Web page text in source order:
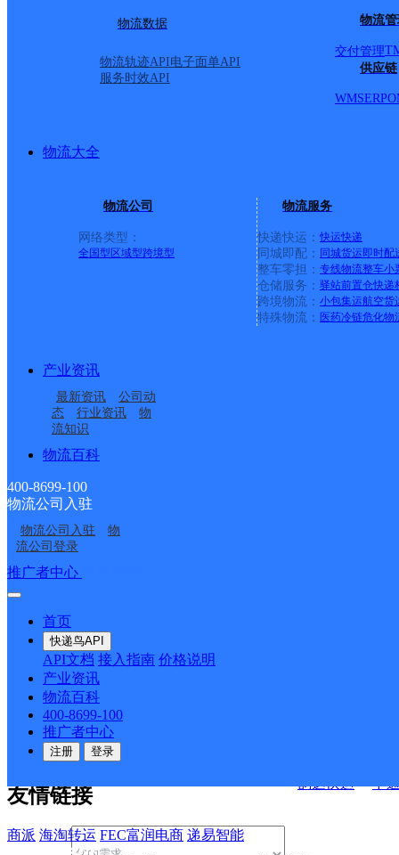
物流数据
物流轨迹API电子面单API
服务时效API
物流
交付管理
供应链
WMSERP
物流大全
物流公司
网络类型：
全国型 区域型跨境型
物流服务
快递快运： 快运快递
同城即配： 同城货运即时配
整车零担： 专线物流整车小
仓储服务： 驿站前置仓快递
跨境物流： 小包集运航空货
特殊物流： 医药冷链危化物
产业资讯
最新资讯
公司动
态
行业资讯
物
流知识
物流百科
400-8699-100
物流公司入驻
物流公司入驻
物
流公司登录
推广者中心
首页
快递鸟API
API文档 接入指南 价格说明
产业资讯
物流百科
400-8699-100
推广者中心
注册 登录
宝兴县新宝南街邮政支
局
中国邮政集团有限公司
四川省宝兴县五龙邮政
所
宝兴县大溪邮政所
雅安市宝兴县穆平镇营
业部
韵达快运
中
决方案
接口API
API接口文档
API接口 DEMO下载
关于我们
公司介绍 企业动态
合作伙伴 快递鸟接口服务协议
户隐私政策
友情链接
商派 海淘转运 FEC富润电商 递易智能